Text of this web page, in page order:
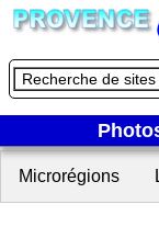
Microrégions